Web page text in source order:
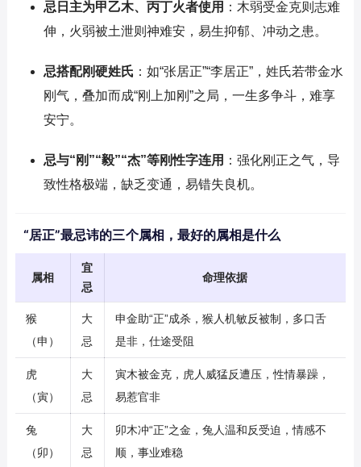
忌日主为甲乙木、丙丁火者使用 ：木弱受金克则志难
伸，火弱被土泄则神难安，易生抑郁、冲动之患。
忌搭配刚硬姓氏 ：如“张居正”“李居正”，姓氏若带金水
刚气，叠加而成“刚上加刚”之局，一生多争斗，难享
安宁。
忌与“刚”“毅”“杰”等刚性字连用 ：强化刚正之气，导
致性格极端，缺乏变通，易错失良机。
“居正”最忌讳的三个属相，最好的属相是什么
属相
宜
忌
命理依据
猴
（申）
大
忌
申金助“正”成杀，猴人机敏反被制，多口舌
是非，仕途受阻
虎
（寅）
大
忌
寅木被金克，虎人威猛反遭压，性情暴躁，
易惹官非
兔
（卯）
大
忌
卯木冲“正”之金，兔人温和反受迫，情感不
顺，事业难稳